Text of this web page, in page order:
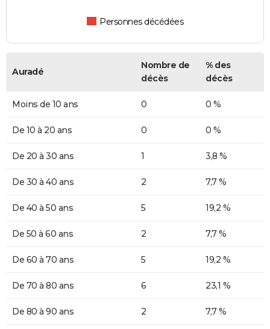
Personnes décédées
Auradé
Nombre de
décès
% des
décès
Moins de 10 ans 0 0 %
De 10 à 20 ans 0 0 %
De 20 à 30 ans 1 3,8 %
De 30 à 40 ans 2 7,7 %
De 40 à 50 ans 5 19,2 %
De 50 à 60 ans 2 7,7 %
De 60 à 70 ans 5 19,2 %
De 70 à 80 ans 6 23,1 %
De 80 à 90 ans 2 7,7 %